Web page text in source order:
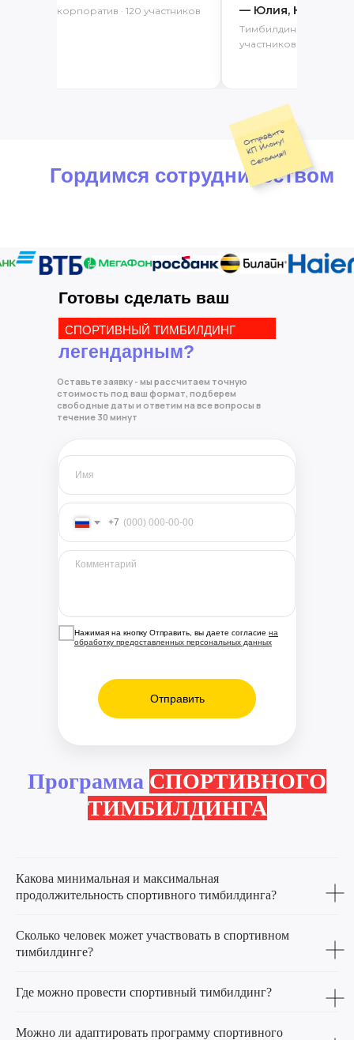
Летний корпоратив · 120 участников
— Юлия, HR-
Тимбилдинг на
участников
Гордимся сотрудничеством
+7
Нажимая на кнопку Отправить, вы даете согласие на
обработку предоставленных персональных данных
Отправить
Готовы сделать ваш
Оставьте заявку - мы рассчитаем точную
стоимость под ваш формат, подберем
свободные даты и ответим на все вопросы в
течение 30 минут
СПОРТИВНЫЙ ТИМБИЛДИНГ
легендарным?
Программа СПОРТИВНОГО
ТИМБИЛДИНГА
Какова минимальная и максимальная
продолжительность спортивного тимбилдинга?
Сколько человек может участвовать в спортивном
тимбилдинге?
Где можно провести спортивный тимбилдинг?
Можно ли адаптировать программу спортивного